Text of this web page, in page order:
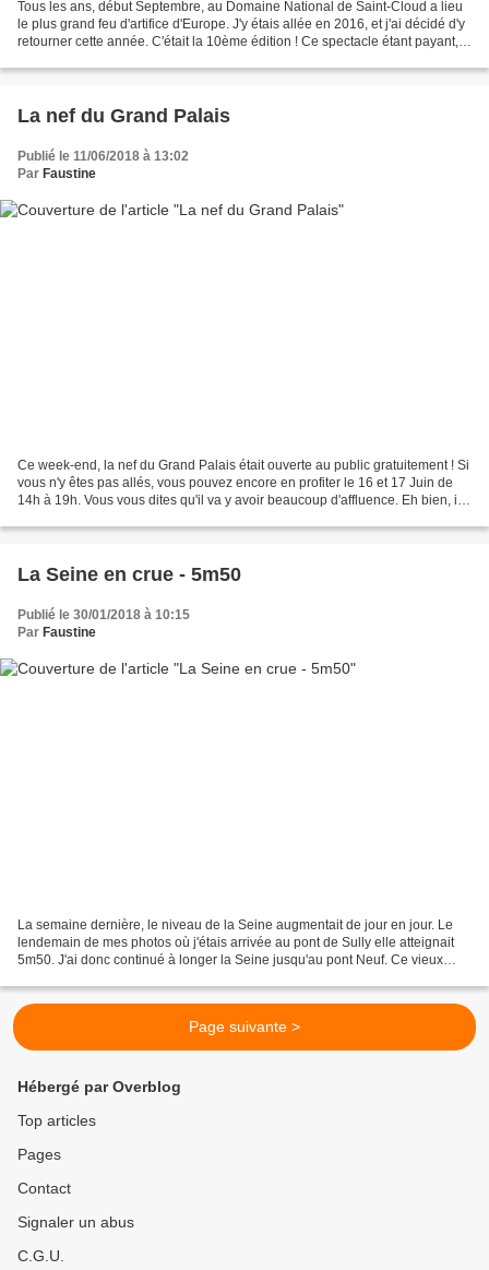
Tous les ans, début Septembre, au Domaine National de Saint-Cloud a lieu
le plus grand feu d'artifice d'Europe. J'y étais allée en 2016, et j'ai décidé d'y
retourner cette année. C'était la 10ème édition ! Ce spectacle étant payant,
La nef du Grand Palais
Publié le 11/06/2018 à 13:02
Par Faustine
Ce week-end, la nef du Grand Palais était ouverte au public gratuitement ! Si
vous n'y êtes pas allés, vous pouvez encore en profiter le 16 et 17 Juin de
14h à 19h. Vous vous dites qu'il va y avoir beaucoup d'affluence. Eh bien, il
La Seine en crue - 5m50
Publié le 30/01/2018 à 10:15
Par Faustine
La semaine dernière, le niveau de la Seine augmentait de jour en jour. Le
lendemain de mes photos où j'étais arrivée au pont de Sully elle atteignait
5m50. J'ai donc continué à longer la Seine jusqu'au pont Neuf. Ce vieux
Page suivante >
Hébergé par Overblog
Top articles
Pages
Contact
Signaler un abus
C.G.U.